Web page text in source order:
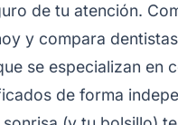
de tu atención.
y compara
se especializan en
de forma